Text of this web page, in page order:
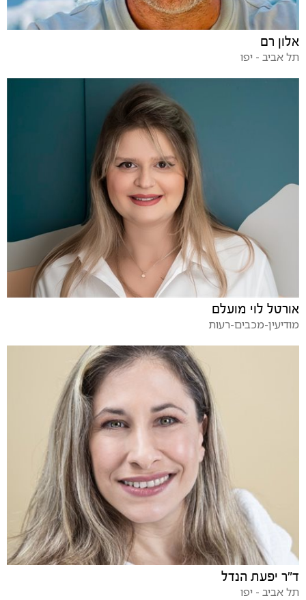
אלון רם
תל אביב - יפו
אורטל לוי מועלם
מודיעין-מכבים-רעות
ד"ר יפעת הנדל
תל אביב - יפו